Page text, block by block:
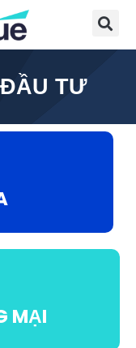
TƯ
MẠI